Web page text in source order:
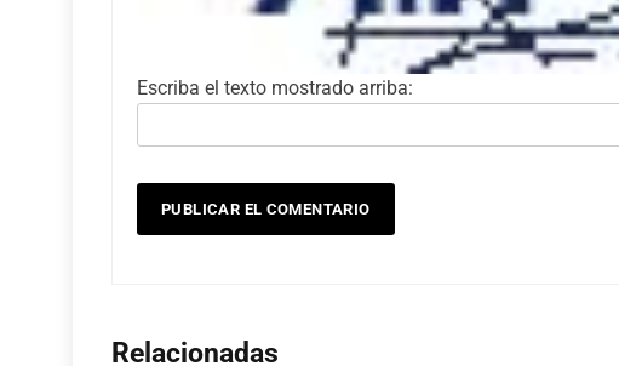
Escriba el texto mostrado arriba:
Relacionadas